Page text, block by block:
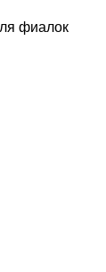
фиалок